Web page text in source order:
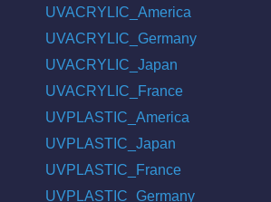
UVACRYLIC_America
UVACRYLIC_Germany
UVACRYLIC_Japan
UVACRYLIC_France
UVPLASTIC_America
UVPLASTIC_Japan
UVPLASTIC_France
UVPLASTIC_Germany